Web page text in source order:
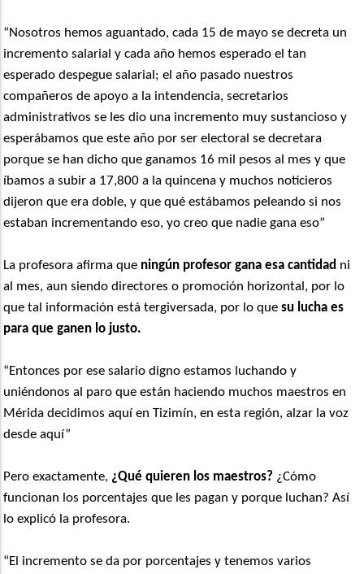
“Nosotros hemos aguantado, cada 15 de mayo se decreta un
incremento salarial y cada año hemos esperado el tan
esperado despegue salarial; el año pasado nuestros
compañeros de apoyo a la intendencia, secretarios
administrativos se les dio una incremento muy sustancioso y
esperábamos que este año por ser electoral se decretara
porque se han dicho que ganamos 16 mil pesos al mes y que
íbamos a subir a 17,800 a la quincena y muchos noticieros
dijeron que era doble, y que qué estábamos peleando si nos
estaban incrementando eso, yo creo que nadie gana eso”
La profesora afirma que ningún profesor gana esa cantidad ni
al mes, aun siendo directores o promoción horizontal, por lo
que tal información está tergiversada, por lo quesu lucha es
para que ganen lo justo.
“Entonces por ese salario digno estamos luchando y
uniéndonos al paro que están haciendo muchos maestros en
Mérida decidimos aquí en Tizimín, en esta región, alzar la voz
desde aquí”
Pero exactamente, ¿Qué quieren los maestros? ¿Cómo
funcionan los porcentajes que les pagan y porque luchan? Así
lo explicó la profesora.
“El incremento se da por porcentajes y tenemos varios